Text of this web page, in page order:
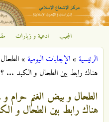
تجاوز إلى
مركز
الإشعاع
الإسلامي
المجيب ادعية و زيارات
أنت هنا
الرئيسية»الإجابات اليومية»
هناك رابط بين الطحال و الكبد ... ؟
الطحال و بيض الغنم حرام و
هناك رابط بين الطحال و